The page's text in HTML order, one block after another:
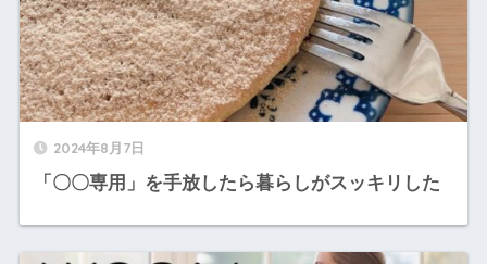
2024年8月7日
「〇〇専用」を手放したら暮らしがスッキリした